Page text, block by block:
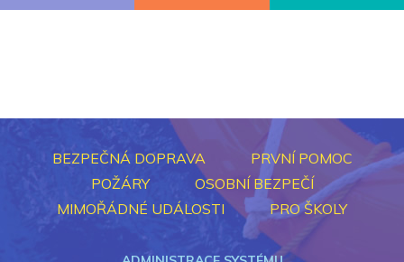
BEZPEČNÁ DOPRAVA
PRVNÍ POMOC
POŽÁRY
OSOBNÍ BEZPEČÍ
MIMOŘÁDNÉ UDÁLOSTI
PRO ŠKOLY